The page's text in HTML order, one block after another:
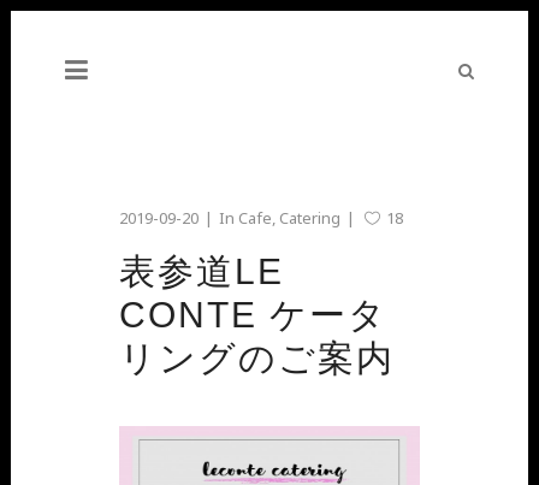
2019-09-20 In Cafe, Catering 18
表参道LE
CONTE ケータ
リングのご案内